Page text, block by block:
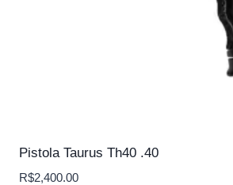
Pistola Taurus Th40 .40
R$2,400.00